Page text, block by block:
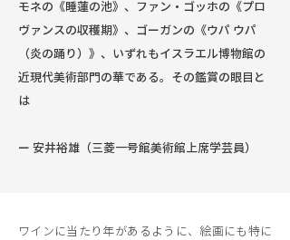
モネの《睡蓮の池》、ファン・ゴッホの《プロ
ヴァンスの収穫期》、ゴーガンの《ウパ ウパ
（炎の踊り）》、いずれもイスラエル博物館の
近現代美術部門の華である。その鑑賞の眼目と
は
ー 安井裕雄（三菱一号館美術館上席学芸員）
ワインに当たり年があるように、絵画にも特に